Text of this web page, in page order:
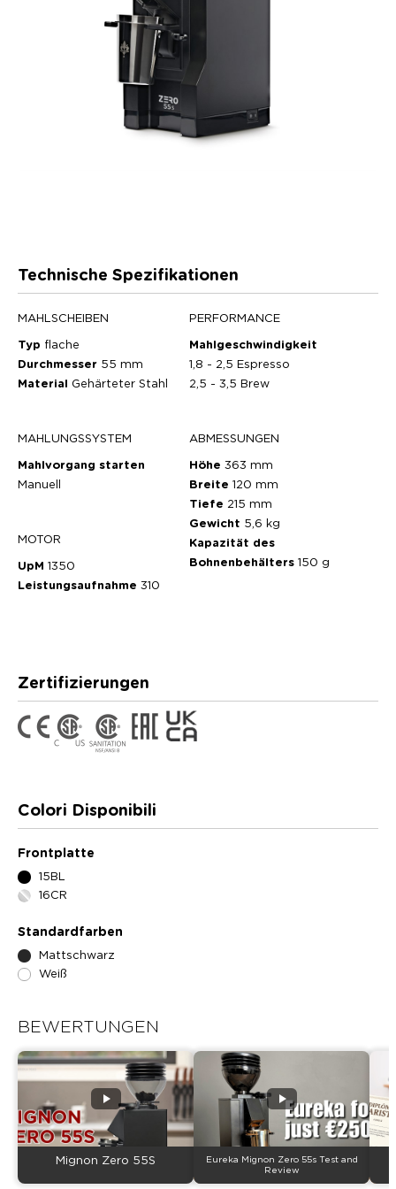
Technische Spezifikationen
MAHLSCHEIBEN
Typ flache
Durchmesser 55 mm
Material Gehärteter Stahl
MAHLUNGSSYSTEM
Mahlvorgang starten
Manuell
MOTOR
UpM 1350
Leistungsaufnahme 310
PERFORMANCE
Mahlgeschwindigkeit
1,8 - 2,5 Espresso
2,5 - 3,5 Brew
ABMESSUNGEN
Höhe 363 mm
Breite 120 mm
Tiefe 215 mm
Gewicht 5,6 kg
Kapazität des
Bohnenbehälters 150 g
Zertifizierungen
Colori Disponibili
Frontplatte
15BL
16CR
Standardfarben
Mattschwarz
Weiß
BEWERTUNGEN
Mignon Zero 55S
Eureka Mignon Zero 55s Test and
Review